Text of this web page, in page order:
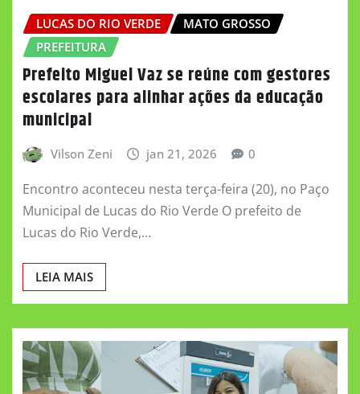
LUCAS DO RIO VERDE
MATO GROSSO
PREFEITURA
Prefeito Miguel Vaz se reúne com gestores
escolares para alinhar ações da educação
municipal
Vilson Zeni jan 21, 2026 0
Encontro aconteceu nesta terça-feira (20), no Paço
Municipal de Lucas do Rio Verde O prefeito de
Lucas do Rio Verde,…
LEIA MAIS